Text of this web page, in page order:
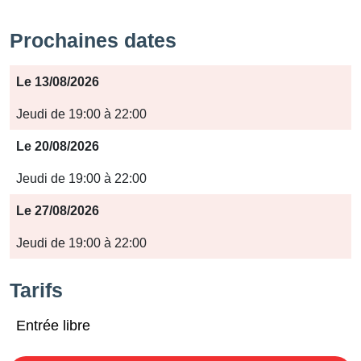
Prochaines dates
Période
Jours
Horaires
Le 13/08/2026
Jeudi de 19:00 à 22:00
Le 20/08/2026
Jeudi de 19:00 à 22:00
Le 27/08/2026
Jeudi de 19:00 à 22:00
Tarifs
Entrée libre